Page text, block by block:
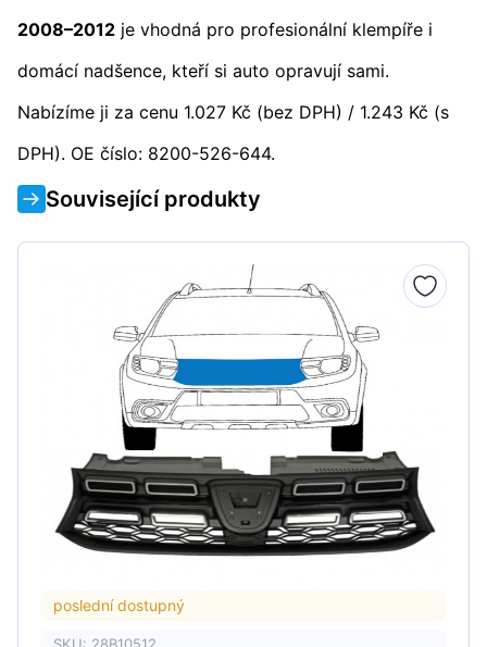
2008–2012 je vhodná pro profesionální klempíře i
domácí nadšence, kteří si auto opravují sami.
Nabízíme ji za cenu 1.027 Kč (bez DPH) / 1.243 Kč (s
DPH). OE číslo: 8200-526-644.
Související produkty
poslední dostupný